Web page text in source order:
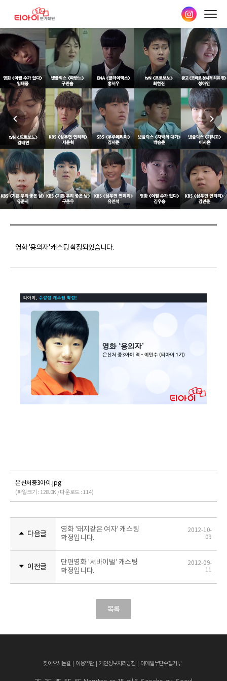
본문
바로가기
영화 '용의자' 캐스팅 확정되었습니다.
은신처중3아이.jpg
(파일크기 : 128.0K / 다운로드 : 114)
다음글
영화 '돼지같은 여자' 캐스팅
확정입니다.
2012-10-
09
이전글
단편영화 '서바이벌' 캐스팅
확정입니다.
2012-09-
11
목록
찾아오시는길 이용약관 개인정보처리방침 이메일무단수집거부